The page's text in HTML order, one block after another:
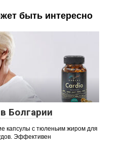
быть интересно
Болгарии
капсулы с тюленьим жиром для
Эффективен